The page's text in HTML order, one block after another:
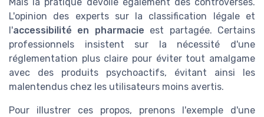
L'opinion des experts sur la classification légale et
l'accessibilité en pharmacie est partagée. Certains
professionnels insistent sur la nécessité d'une
réglementation plus claire pour éviter tout amalgame
avec des produits psychoactifs, évitant ainsi les
malentendus chez les utilisateurs moins avertis.
Pour illustrer ces propos, prenons l'exemple d'une